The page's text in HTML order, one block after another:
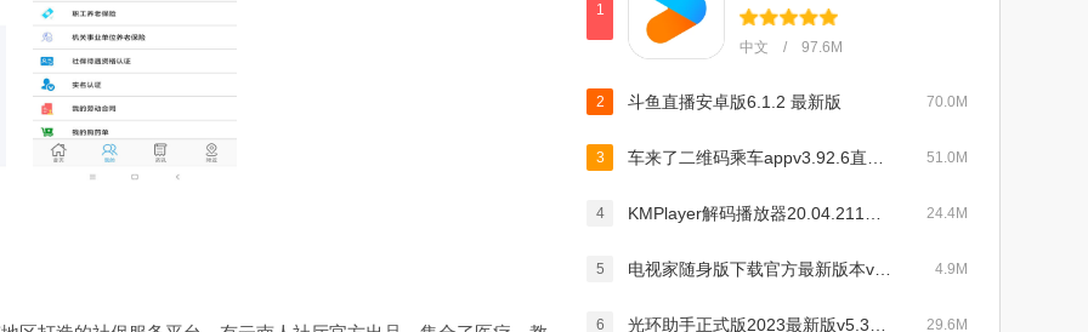
1
中文 / 97.6M
2 斗鱼直播安卓版6.1.2 最新版 70.0M
3 51.0M
4 24.4M
5 4.9M
6 29.6M